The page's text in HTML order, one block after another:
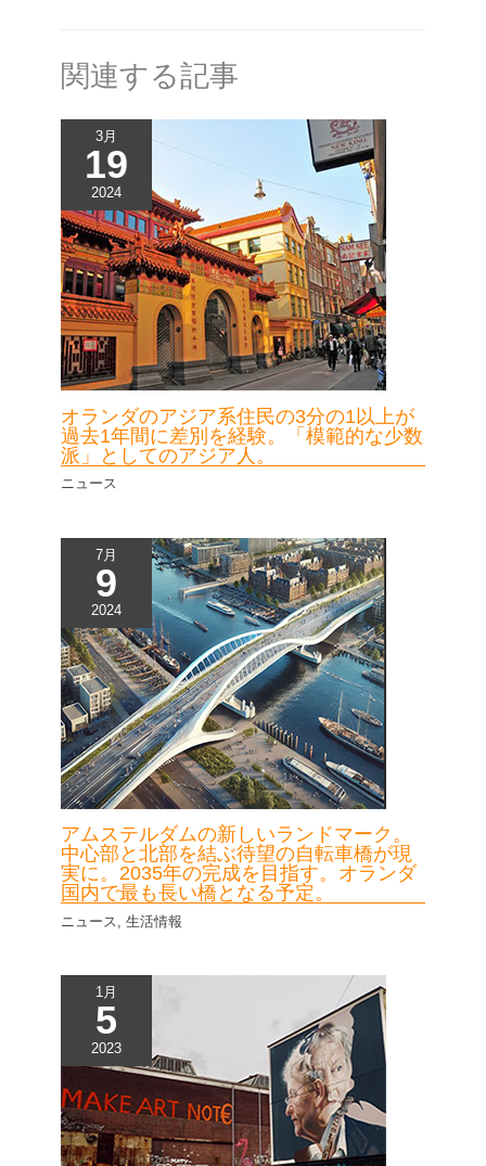
関連する記事
3月
19
2024
オランダのアジア系住民の3分の1以上が
過去1年間に差別を経験。「模範的な少数
派」としてのアジア人。
ニュース
7月
9
2024
アムステルダムの新しいランドマーク。
中心部と北部を結ぶ待望の自転車橋が現
実に。2035年の完成を目指す。オランダ
国内で最も長い橋となる予定。
ニュース ,生活情報
1月
5
2023